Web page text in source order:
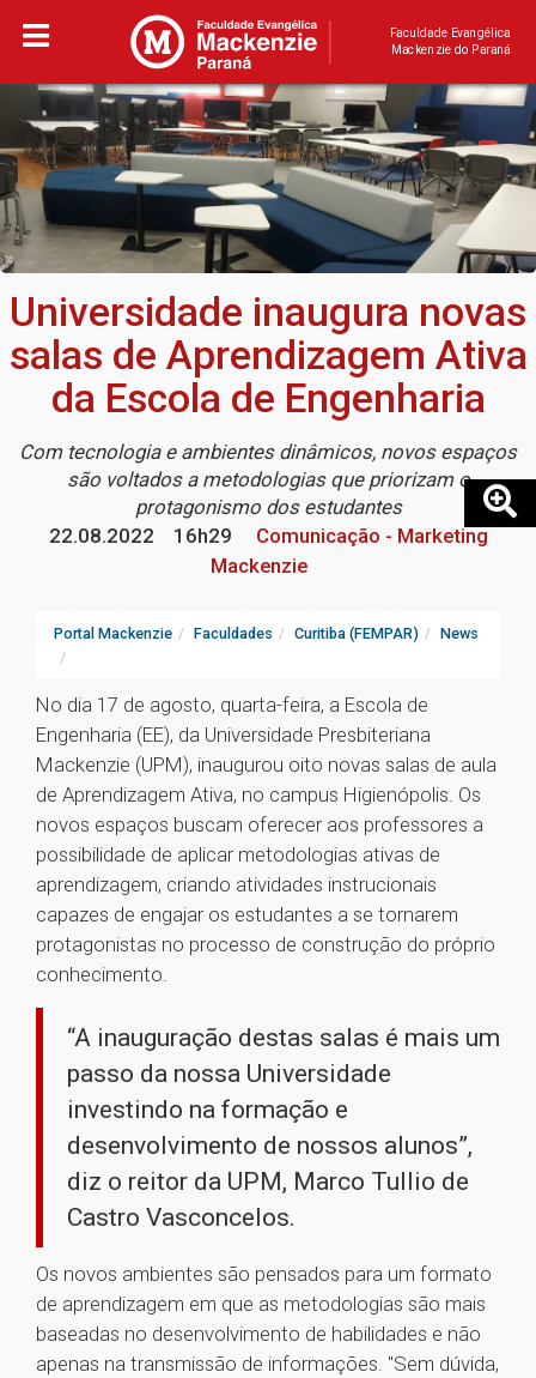
Faculdade Evangélica
Mackenzie do Paraná
Universidade inaugura novas
salas de Aprendizagem Ativa
da Escola de Engenharia
Com tecnologia e ambientes dinâmicos, novos espaços
são voltados a metodologias que priorizam o
protagonismo dos estudantes
22.08.2022
16h29
Comunicação - Marketing
Mackenzie
Portal Mackenzie Faculdades Curitiba (FEMPAR) News
No dia 17 de agosto, quarta-feira, a Escola de
Engenharia (EE), da Universidade Presbiteriana
Mackenzie (UPM), inaugurou oito novas salas de aula
de Aprendizagem Ativa, no campus Higienópolis. Os
novos espaços buscam oferecer aos professores a
possibilidade de aplicar metodologias ativas de
aprendizagem, criando atividades instrucionais
capazes de engajar os estudantes a se tornarem
protagonistas no processo de construção do próprio
conhecimento.
“A inauguração destas salas é mais um
passo da nossa Universidade
investindo na formação e
desenvolvimento de nossos alunos”,
diz o reitor da UPM, Marco Tullio de
Castro Vasconcelos.
Os novos ambientes são pensados para um formato
de aprendizagem em que as metodologias são mais
baseadas no desenvolvimento de habilidades e não
apenas na transmissão de informações. "Sem dúvida,